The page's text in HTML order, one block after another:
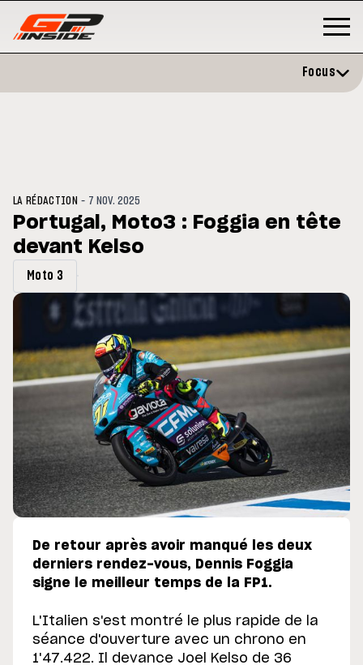
du GP de Grande-
Focus
LA RÉDACTION - 7 NOV. 2025
Portugal, Moto3 : Foggia en tête
devant Kelso
Moto 3
De retour après avoir manqué les deux
derniers rendez-vous, Dennis Foggia
signe le meilleur temps de la FP1.
L'Italien s'est montré le plus rapide de la
séance d'ouverture avec un chrono en
1'47.422. Il devance Joel Kelso de 36